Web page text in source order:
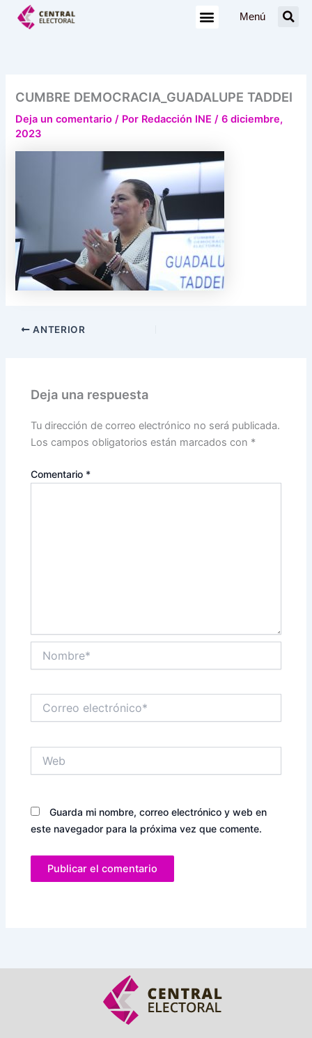
Menú
CUMBRE DEMOCRACIA_GUADALUPE TADDEI
Deja un comentario / Por Redacción INE/6 diciembre,
2023
ANTERIOR
Deja una respuesta
Tu dirección de correo electrónico no será publicada.
Los campos obligatorios están marcados con *
Comentario *
electrónico*
Guarda mi nombre, correo electrónico y web en
este navegador para la próxima vez que comente.